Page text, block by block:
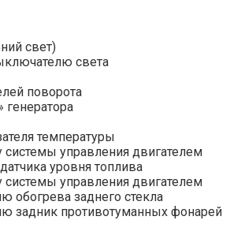
свет)
света
поворота
температуры
системы управления двигателем
уровня топлива
системы управления двигателем
обогрева заднего стекла
задник противотуманных фонарей